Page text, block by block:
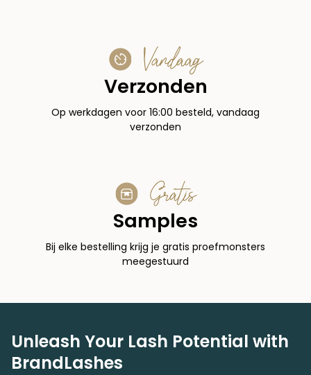
Vandaag
Verzonden
Op werkdagen voor 16:00 besteld, vandaag
verzonden
Gratis
Samples
Bij elke bestelling krijg je gratis proefmonsters
meegestuurd
Unleash Your Lash Potential with
BrandLashes